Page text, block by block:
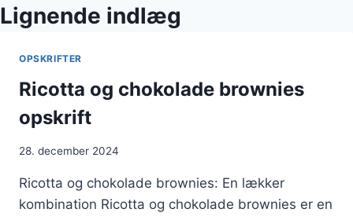
Lignende indlæg
OPSKRIFTER
Ricotta og chokolade brownies
opskrift
28. december 2024
Ricotta og chokolade brownies: En lækker
kombination Ricotta og chokolade brownies er en